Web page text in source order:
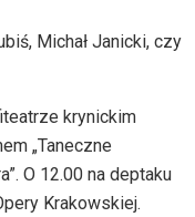
Michał Janicki, czy
krynickim
„Taneczne
O 12.00 na deptaku
Krakowskiej.